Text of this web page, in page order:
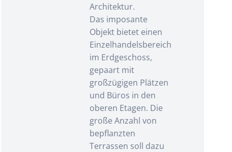
Architektur.
Das imposante
Objekt bietet einen
Einzelhandelsbereich
im Erdgeschoss,
gepaart mit
großzügigen Plätzen
und Büros in den
oberen Etagen. Die
große Anzahl von
bepflanzten
Terrassen soll dazu